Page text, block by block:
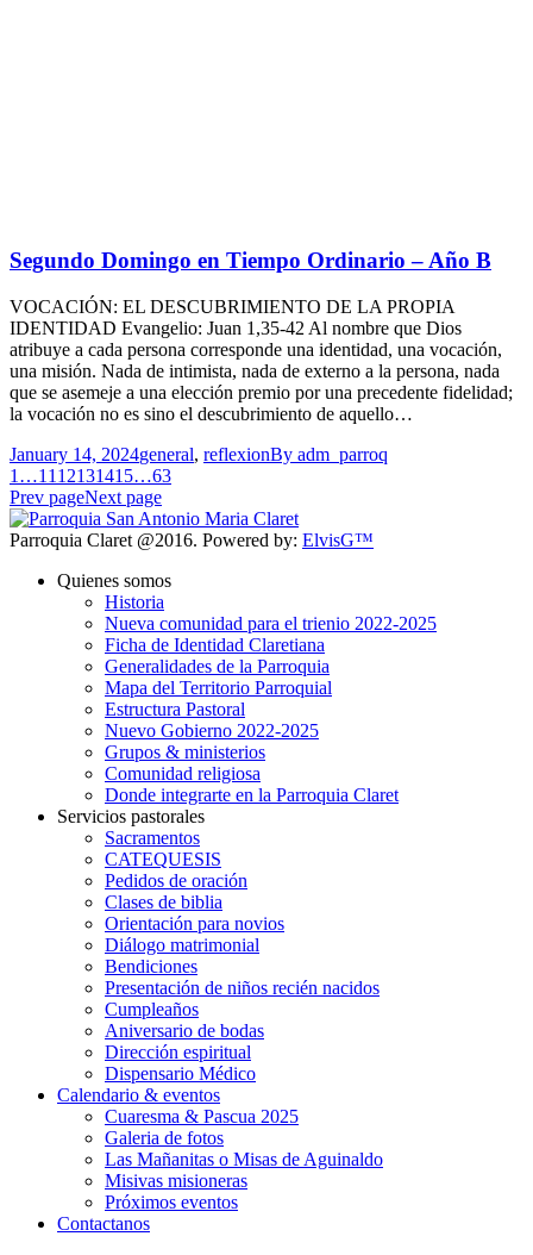
Segundo Domingo en Tiempo Ordinario – Año B
VOCACIÓN: EL DESCUBRIMIENTO DE LA PROPIA
IDENTIDAD Evangelio: Juan 1,35-42 Al nombre que Dios
atribuye a cada persona corresponde una identidad, una vocación,
una misión. Nada de intimista, nada de externo a la persona, nada
que se asemeje a una elección premio por una precedente fidelidad;
la vocación no es sino el descubrimiento de aquello…
January 14, 2024general, reflexionBy adm_parroq
1 …11 12131415…63
Prev pageNext page
Parroquia Claret @2016. Powered by: ElvisG™
Quienes somos
Historia
Nueva comunidad para el trienio 2022-2025
Ficha de Identidad Claretiana
Generalidades de la Parroquia
Mapa del Territorio Parroquial
Estructura Pastoral
Nuevo Gobierno 2022-2025
Grupos & ministerios
Comunidad religiosa
Donde integrarte en la Parroquia Claret
Servicios pastorales
Sacramentos
CATEQUESIS
Pedidos de oración
Clases de biblia
Orientación para novios
Diálogo matrimonial
Bendiciones
Presentación de niños recién nacidos
Cumpleaños
Aniversario de bodas
Dirección espiritual
Dispensario Médico
Calendario & eventos
Cuaresma & Pascua 2025
Galeria de fotos
Las Mañanitas o Misas de Aguinaldo
Misivas misioneras
Próximos eventos
Contactanos